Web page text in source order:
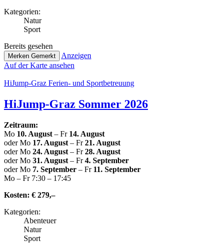
Kate­go­rien:
Natur
Sport
Bereits gesehen
Merken Gemerkt
Anzeigen
Auf der Karte ansehen
HiJump-Graz Ferien- und Sportbetreuung
HiJump-Graz Sommer 2026
Zeitraum:
Mo 10. August – Fr 14. August
oder Mo 17. August – Fr21. August
oder Mo 24. August – Fr28. August
oder Mo 31. August – Fr4. September
oder Mo 7. September – Fr 11. September
Mo – Fr 7:30 – 17:45
Kosten: € 279,–
Kate­go­rien:
Abenteuer
Natur
Sport